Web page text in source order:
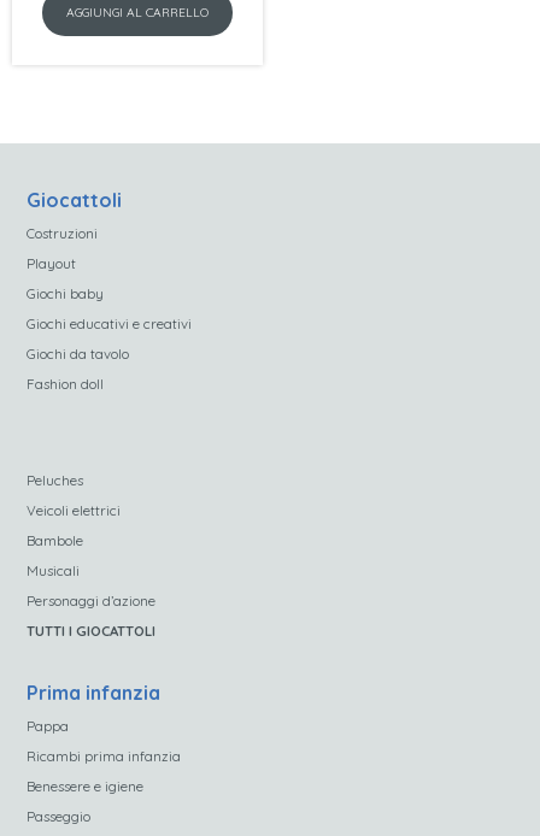
originale
era:
attuale
è:
AGGIUNGI AL CARRELLO
Giocattoli
Costruzioni
Playout
Giochi baby
Giochi educativi e creativi
Giochi da tavolo
Fashion doll
Peluches
Veicoli elettrici
Bambole
Musicali
Personaggi d’azione
TUTTI I GIOCATTOLI
Prima infanzia
Pappa
Ricambi prima infanzia
Benessere e igiene
Passeggio